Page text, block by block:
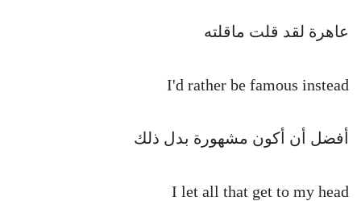
عاهرة لقد قلت ماقلته
I'd rather be famous instead
أفضل أن أكون مشهورة بدل ذلك
I let all that get to my head